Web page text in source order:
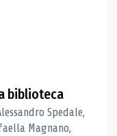
biblioteca
Spedale,
Magnano,